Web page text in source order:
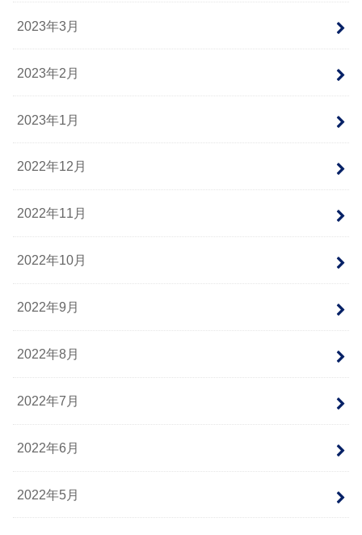
2023年3月
2023年2月
2023年1月
2022年12月
2022年11月
2022年10月
2022年9月
2022年8月
2022年7月
2022年6月
2022年5月